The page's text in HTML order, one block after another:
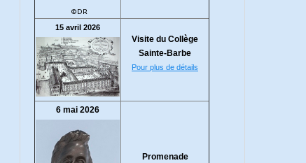
©DR
15 avril 2026
Visite du Collège
Sainte-Barbe
Pour plus de détails
6 mai 2026
Promenade